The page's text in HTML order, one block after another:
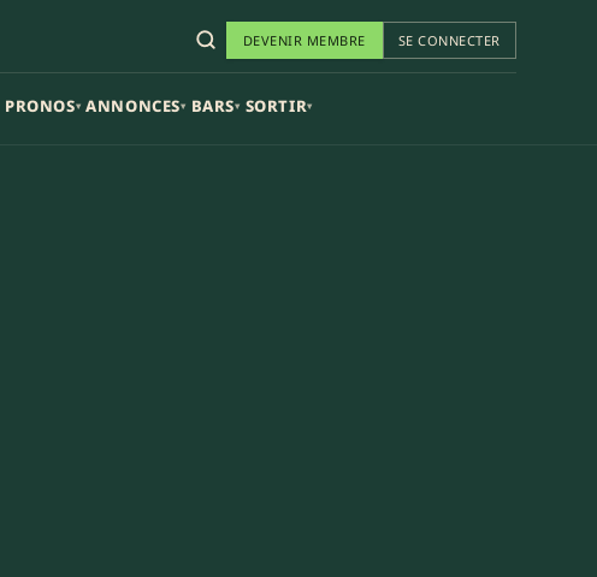
DEVENIR MEMBRE SE CONNECTER
PRONOS▾ ANNONCES▾ BARS▾ SORTIR▾